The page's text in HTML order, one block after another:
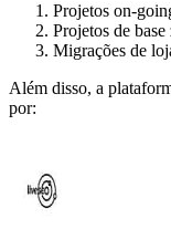
Projetos on-
Projetos de base
Migrações de
Além disso, a
por: